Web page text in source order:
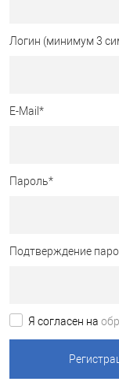
Логин (минимум 3
E-Mail *
Пароль*
Подтверждение
Я согласен на